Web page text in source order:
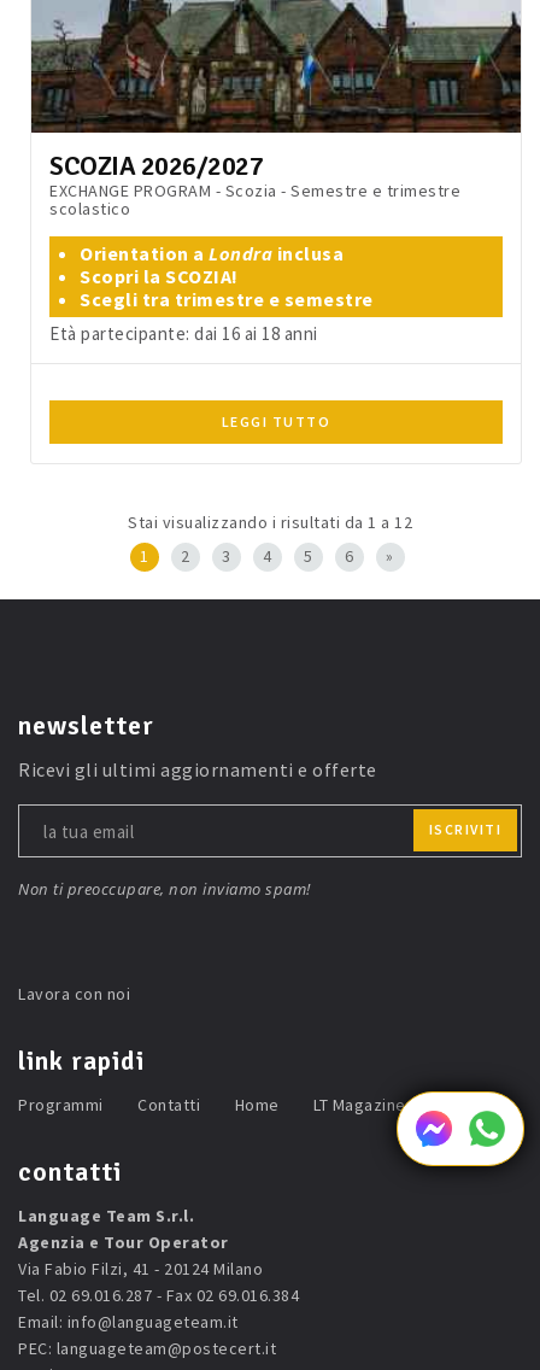
SCOZIA 2026/2027
EXCHANGE PROGRAM - Scozia - Semestre e trimestre
scolastico
Orientation a Londra inclusa
Scopri la SCOZIA!
Scegli tra trimestre e semestre
Età partecipante: dai 16 ai 18 anni
LEGGI TUTTO
Stai visualizzando i risultati da 1 a 12
1
2 3 4 5 6 »
newsletter
Ricevi gli ultimi aggiornamenti e offerte
ISCRIVITI
Non ti preoccupare, non inviamo spam!
Lavora con noi
link rapidi
Programmi Contatti Home LT Magazine
contatti
Language Team S.r.l.
Agenzia e Tour Operator
Via Fabio Filzi, 41 - 20124 Milano
Tel. 02 69.016.287 - Fax 02 69.016.384
Email: info@languageteam.it
PEC: languageteam@postecert.it